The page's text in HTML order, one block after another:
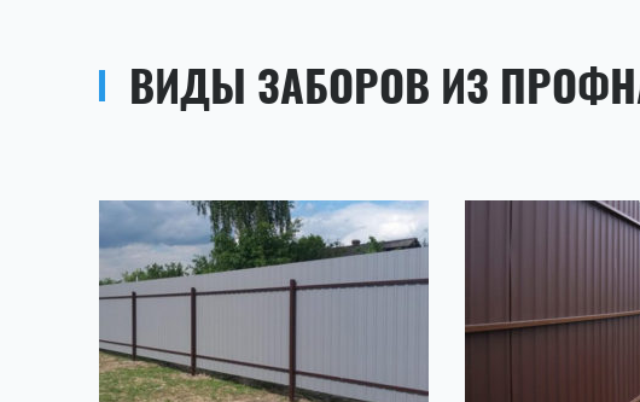
ВИДЫ ЗАБОРОВ ИЗ